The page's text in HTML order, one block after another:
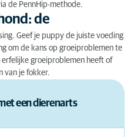
de PennHip-methode.
de
Geef je puppy de juiste voeding
om de kans op groeiproblemen te
groeiproblemen heeft of
van je fokker.
een dierenarts